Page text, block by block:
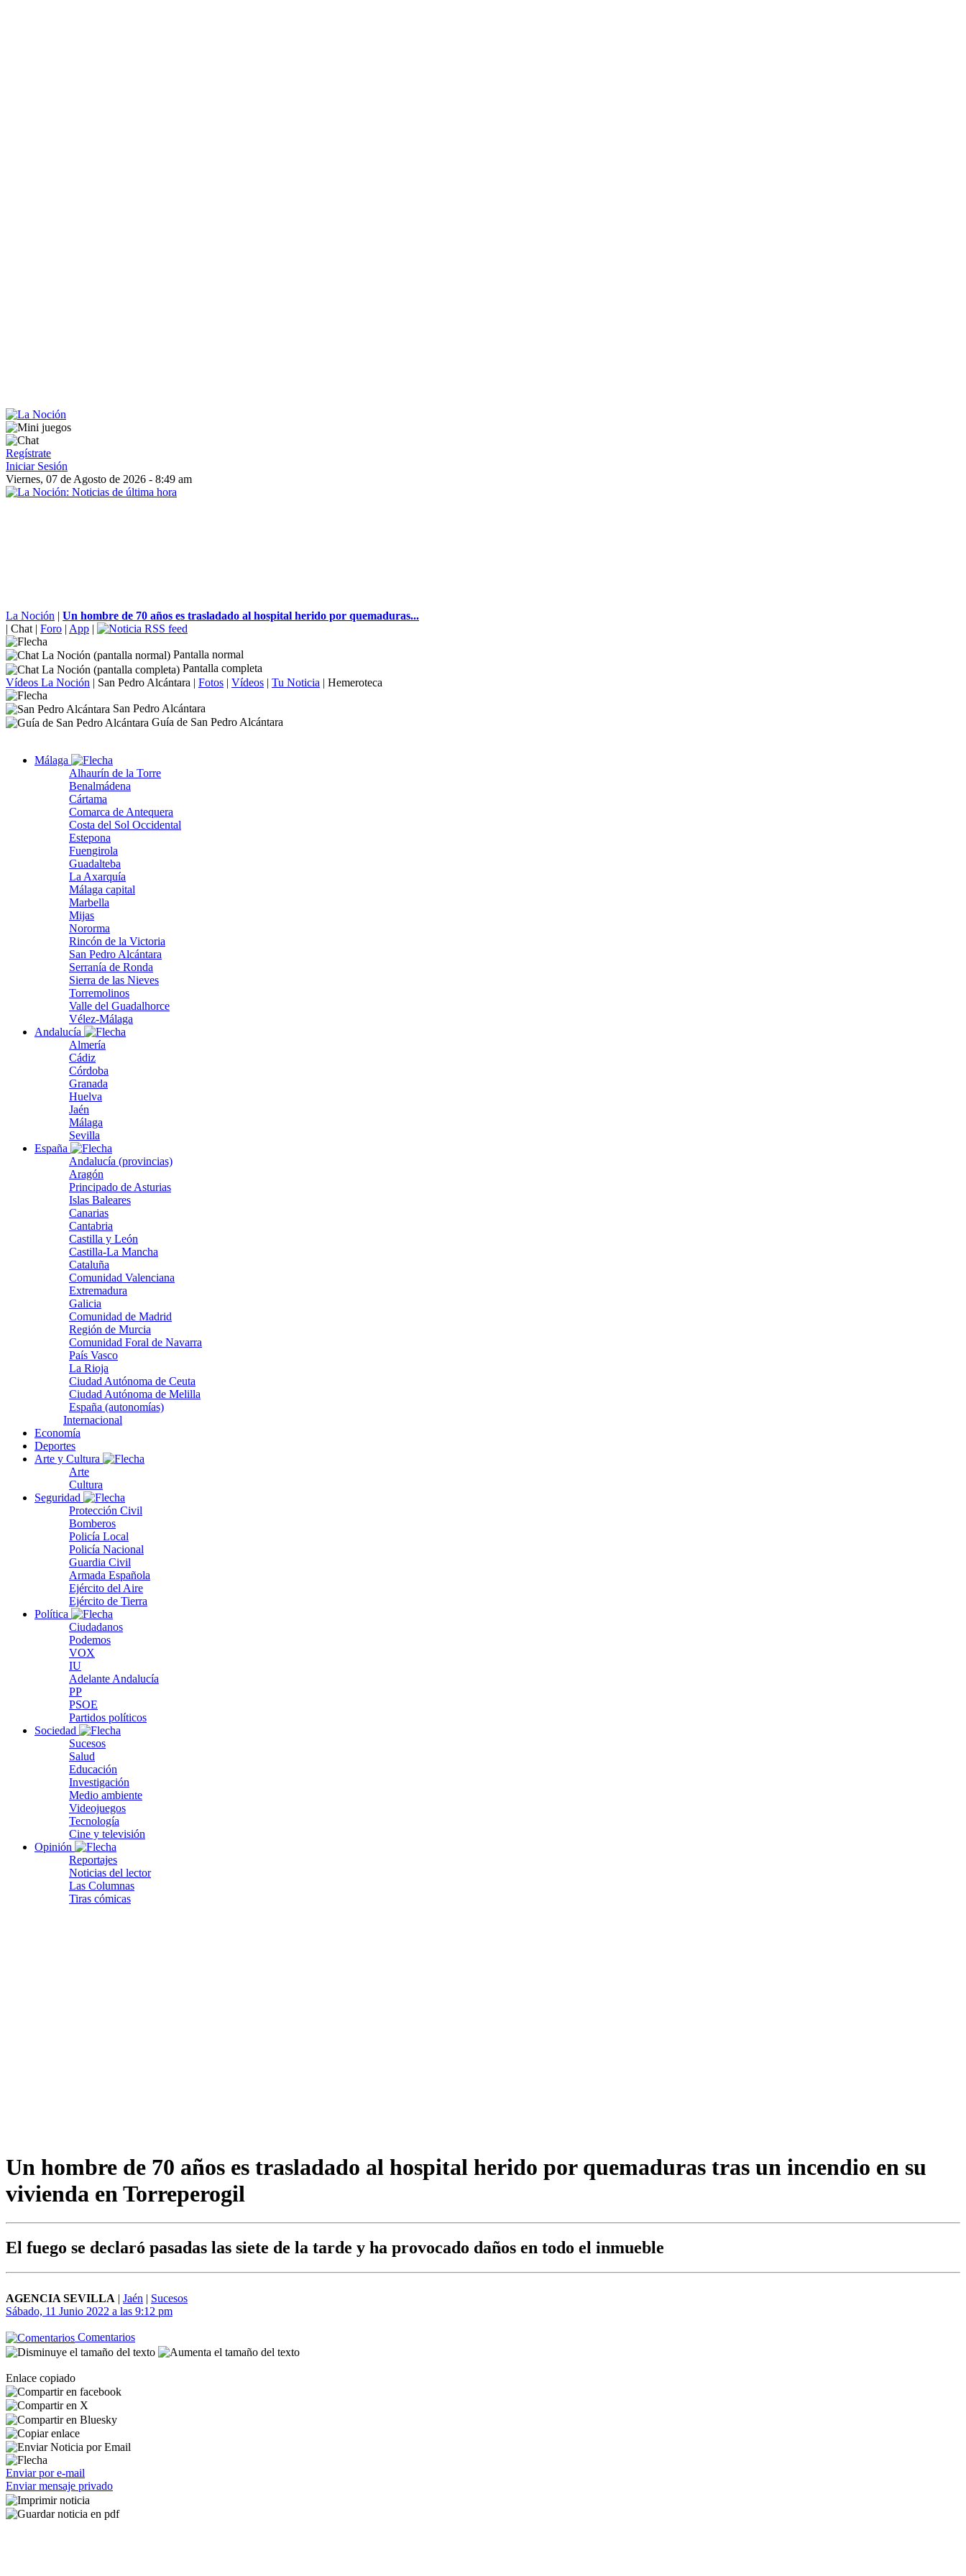
Regístrate
Iniciar Sesión
Viernes, 07 de Agosto de 2026 - 8:49 am
La Noción | Un hombre de 70 años es trasladado al hospital herido por quemaduras...
| Chat | Foro | App |
Pantalla normal
Pantalla completa
Vídeos La Noción | San Pedro Alcántara | Fotos | Vídeos | Tu Noticia | Hemeroteca
San Pedro Alcántara
Guía de San Pedro Alcántara
Málaga
Alhaurín de la Torre
Benalmádena
Cártama
Comarca de Antequera
Costa del Sol Occidental
Estepona
Fuengirola
Guadalteba
La Axarquía
Málaga capital
Marbella
Mijas
Nororma
Rincón de la Victoria
San Pedro Alcántara
Serranía de Ronda
Sierra de las Nieves
Torremolinos
Valle del Guadalhorce
Vélez-Málaga
Andalucía
Almería
Cádiz
Córdoba
Granada
Huelva
Jaén
Málaga
Sevilla
España
Andalucía (provincias)
Aragón
Principado de Asturias
Islas Baleares
Canarias
Cantabria
Castilla y León
Castilla-La Mancha
Cataluña
Comunidad Valenciana
Extremadura
Galicia
Comunidad de Madrid
Región de Murcia
Comunidad Foral de Navarra
País Vasco
La Rioja
Ciudad Autónoma de Ceuta
Ciudad Autónoma de Melilla
España (autonomías)
Internacional
Economía
Deportes
Arte y Cultura
Arte
Cultura
Seguridad
Protección Civil
Bomberos
Policía Local
Policía Nacional
Guardia Civil
Armada Española
Ejército del Aire
Ejército de Tierra
Política
Ciudadanos
Podemos
VOX
IU
Adelante Andalucía
PP
PSOE
Partidos políticos
Sociedad
Sucesos
Salud
Educación
Investigación
Medio ambiente
Videojuegos
Tecnología
Cine y televisión
Opinión
Reportajes
Noticias del lector
Las Columnas
Tiras cómicas
Un hombre de 70 años es trasladado al hospital herido por quemaduras tras un incendio en su
vivienda en Torreperogil
El fuego se declaró pasadas las siete de la tarde y ha provocado daños en todo el inmueble
AGENCIA SEVILLA | Jaén | Sucesos
Sábado, 11 Junio 2022 a las 9:12 pm
Comentarios
Enlace copiado
Enviar por e-mail
Enviar mensaje privado